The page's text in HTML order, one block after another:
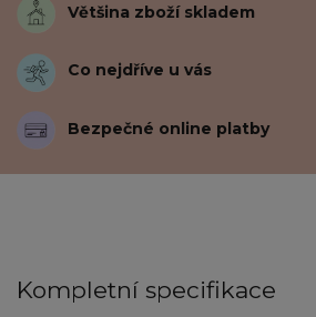
Většina zboží skladem
Co nejdříve u vás
Bezpečné online platby
Kompletní specifikace